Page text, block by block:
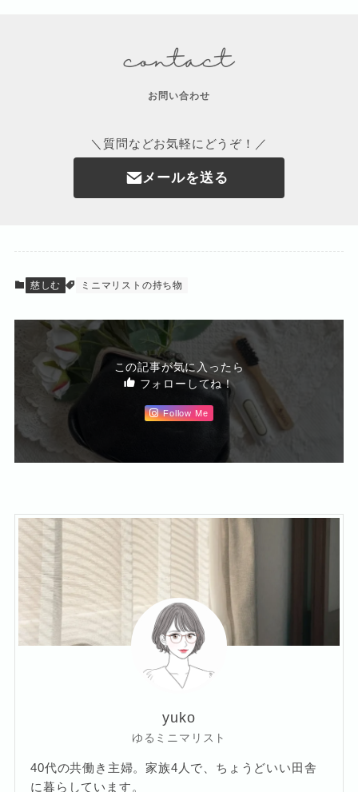
お問い合わせ
＼質問などお気軽にどうぞ！／
メールを送る
慈しむ ミニマリストの持ち物
この記事が気に入ったら
フォローしてね！
Follow Me
yuko
ゆるミニマリスト
40代の共働き主婦。家族4人で、ちょうどいい田舎
に暮らしています。